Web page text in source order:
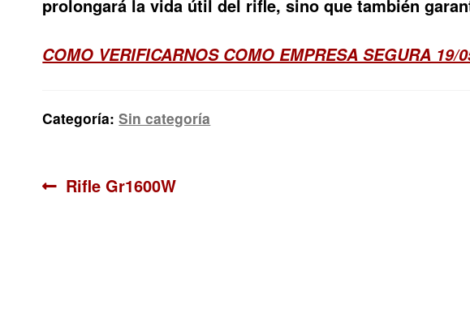
prolongará la vida útil del rifle, sino que también
COMO VERIFICARNOS COMO EMPRESA SEGURA 19/
Categoría:Sin categoría
Navegación
Anterior:
Rifle Gr1600W